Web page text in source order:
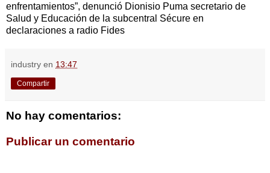
enfrentamientos”, denunció Dionisio Puma secretario de
Salud y Educación de la subcentral Sécure en
declaraciones a radio Fides
industry en 13:47
Compartir
No hay comentarios:
Publicar un comentario